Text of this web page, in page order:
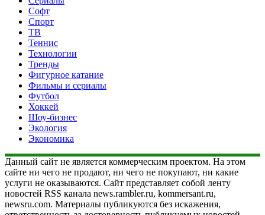
Софт
Спорт
ТВ
Теннис
Технологии
Тренды
Фигурное катание
Фильмы и сериалы
Футбол
Хоккей
Шоу-бизнес
Экология
Экономика
Данный сайт не является коммерческим проектом. На этом
сайте ни чего не продают, ни чего не покупают, ни какие
услуги не оказываются. Сайт представляет собой ленту
новостей RSS канала news.rambler.ru, kommersant.ru,
newsru.com. Материалы публикуются без искажения,